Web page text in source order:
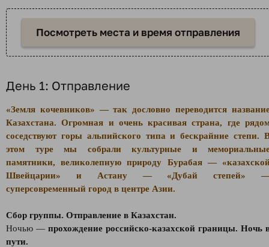
Посмотреть места и время отправления
День 1: Отправление
«Земля кочевников» — так дословно переводится
Казахстана. Огромная и очень красивая страна, где
соседствуют горы альпийского типа и бескрайние степи.
этом туре мы собрали культурные и
памятники, великолепную природу Бурабая —
Швейцарии» и Астану — «Дубай степей»
суперсовременный город в центре Азии.
Сбор группы. Отправление в Казахстан.
Ночью — прохождение российско-казахской границы. Ночь
пути.